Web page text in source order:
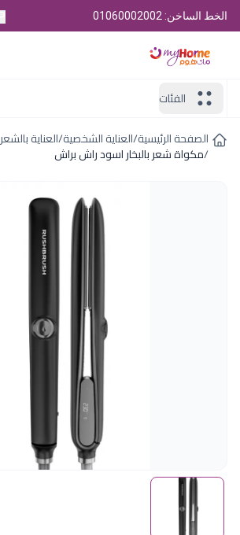
الخط الساخن: 01060002002
الفئات
الصفحة الرئيسية/العناية الشخصية/العناية بالشعر
/مكواة شعر بالبخار اسود راش براش